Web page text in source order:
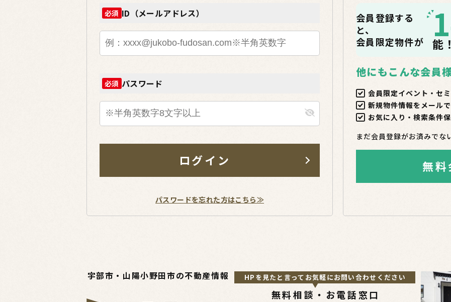
必須 ID（メールアドレス）
必須 パスワード
ログイン
パスワードを忘れた方はこちら≫
会員登録する
と、
会員限定物件が
能！
他にもこんな会員
会員限定イベント・セ
新規物件情報をメール
お気に入り・検索条件
まだ会員登録がお済みでな
無料
宇部市・山陽小野田市の不動産情報 HPを見たと言ってお気軽にお問い合わせください
無料相談・お電話窓口